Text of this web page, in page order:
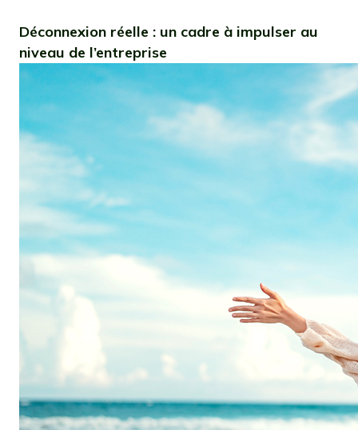
Déconnexion réelle : un cadre à impulser au
niveau de l’entreprise